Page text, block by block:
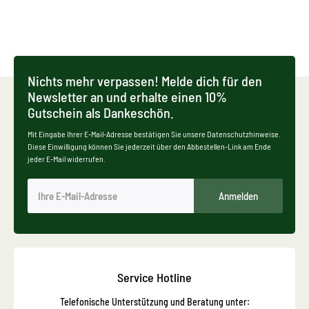
Nichts mehr verpassen! Melde dich für den
Newsletter an und erhalte einen 10%
Gutschein als Dankeschön.
Mit Eingabe Ihrer E-Mail-Adresse bestätigen Sie unsere Datenschutzhinweise.
Diese Einwilligung können Sie jederzeit über den Abbestellen-Link am Ende
jeder E-Mail widerrufen.
Anmelden
Service Hotline
Telefonische Unterstützung und Beratung unter: